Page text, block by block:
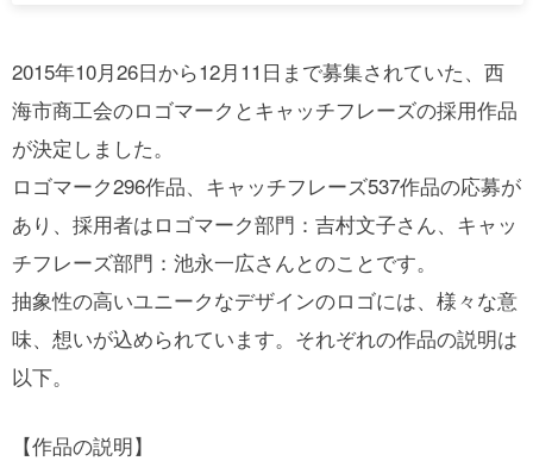
2015年10月26日から12月11日まで募集されていた、西
海市商工会のロゴマークとキャッチフレーズの採用作品
が決定しました。
ロゴマーク296作品、キャッチフレーズ537作品の応募が
あり、採用者はロゴマーク部門：吉村文子さん、キャッ
チフレーズ部門：池永一広さんとのことです。
抽象性の高いユニークなデザインのロゴには、様々な意
味、想いが込められています。それぞれの作品の説明は
以下。
【作品の説明】